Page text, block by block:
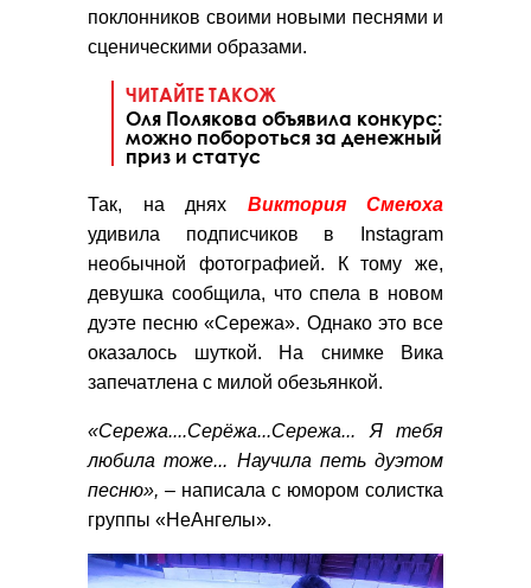
поклонников своими новыми песнями и
сценическими образами.
ЧИТАЙТЕ ТАКОЖ
Оля Полякова объявила конкурс:
можно побороться за денежный
приз и статус
Так, на днях Виктория Смеюха
удивила подписчиков в Instagram
необычной фотографией. К тому же,
девушка сообщила, что спела в новом
дуэте песню «Сережа». Однако это все
оказалось шуткой. На снимке Вика
запечатлена с милой обезьянкой.
«Сережа....Серёжа...Сережа... Я тебя
любила тоже... Научила петь дуэтом
песню», – написала с юмором солистка
группы «НеАнгелы».